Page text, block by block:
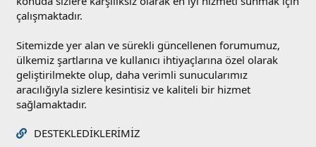
çalışmaktadır.
Sitemizde yer alan ve sürekli güncellenen forumumuz,
ülkemiz şartlarına ve kullanıcı ihtiyaçlarına özel olarak
geliştirilmekte olup, daha verimli sunucularımız
aracılığıyla sizlere kesintisiz ve kaliteli bir hizmet
sağlamaktadır.
DESTEKLEDIKLERIMIZ